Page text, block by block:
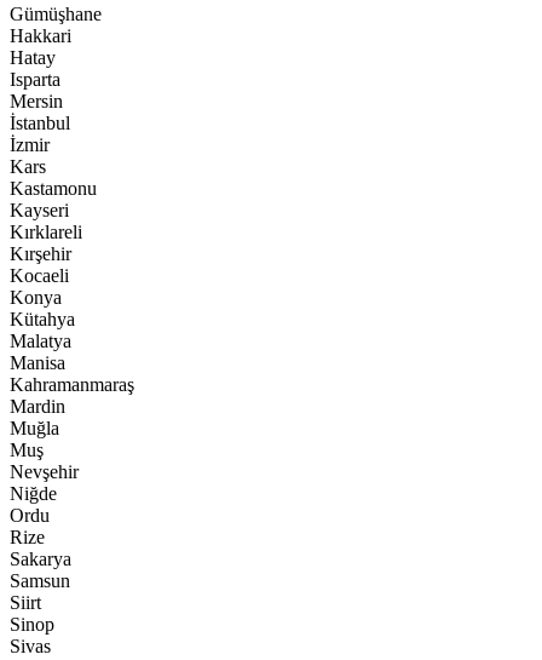
Gümüşhane
Hakkari
Hatay
Isparta
Mersin
İstanbul
İzmir
Kars
Kastamonu
Kayseri
Kırklareli
Kırşehir
Kocaeli
Konya
Kütahya
Malatya
Manisa
Kahramanmaraş
Mardin
Muğla
Muş
Nevşehir
Niğde
Ordu
Rize
Sakarya
Samsun
Siirt
Sinop
Sivas